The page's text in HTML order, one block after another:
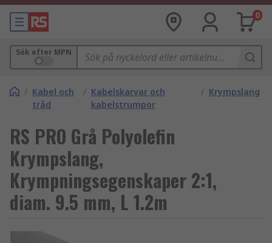
0
Sök efter MPN
/ Kabel och
tråd
/ Kabelskarvar och
kabelstrumpor
/ Krympslang
RS PRO Grå Polyolefin
Krympslang,
Krympningsegenskaper 2:1,
diam. 9.5 mm, L 1.2m